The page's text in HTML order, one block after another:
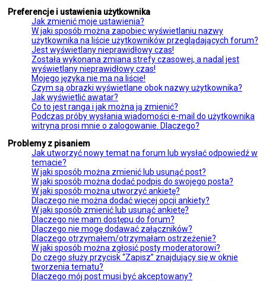
Preferencje i ustawienia użytkownika
Jak zmienić moje ustawienia?
W jaki sposób można zapobiec wyświetlaniu nazwy
użytkownika na liście użytkowników przeglądających forum?
Jest wyświetlany nieprawidłowy czas!
Została wykonana zmiana strefy czasowej, a nadal jest
wyświetlany nieprawidłowy czas!
Mojego języka nie ma na liście!
Czym są obrazki wyświetlane obok nazwy użytkownika?
Jak wyświetlić awatar?
Co to jest ranga i jak można ją zmienić?
Podczas próby wysłania wiadomości e-mail do użytkownika
witryna prosi mnie o zalogowanie. Dlaczego?
Problemy z pisaniem
Jak utworzyć nowy temat na forum lub wysłać odpowiedź w
temacie?
W jaki sposób można zmienić lub usunąć post?
W jaki sposób można dodać podpis do swojego posta?
W jaki sposób można utworzyć ankietę?
Dlaczego nie można dodać więcej opcji ankiety?
W jaki sposób zmienić lub usunąć ankietę?
Dlaczego nie mam dostępu do forum?
Dlaczego nie mogę dodawać załączników?
Dlaczego otrzymałem/otrzymałam ostrzeżenie?
W jaki sposób można zgłosić posty moderatorowi?
Do czego służy przycisk “Zapisz” znajdujący się w oknie
tworzenia tematu?
Dlaczego mój post musi być akceptowany?